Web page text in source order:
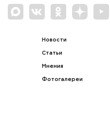
Новости
Статьи
Мнения
Фотогалереи